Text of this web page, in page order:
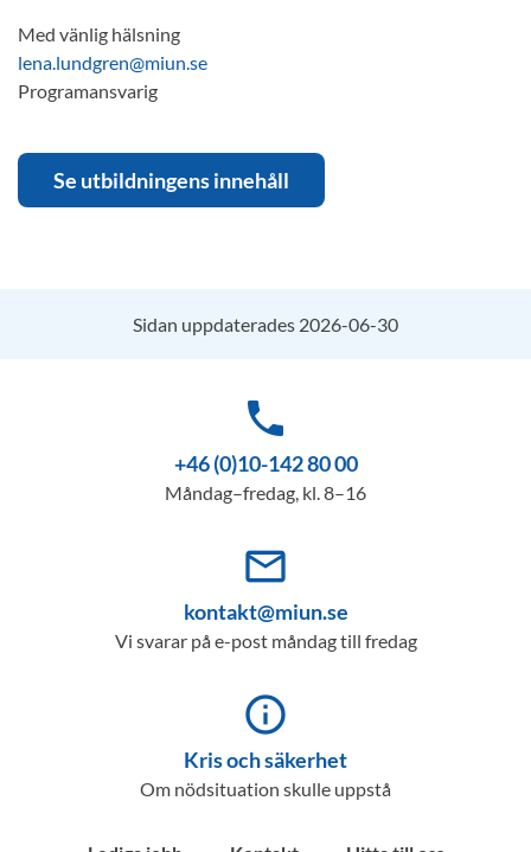
Med vänlig hälsning
lena.lundgren@miun.se
Programansvarig
Se utbildningens innehåll
Sidan uppdaterades 2026-06-30
phone
+46 (0)10-142 80 00
Måndag–fredag, kl. 8–16
mail_outline
kontakt@miun.se
Vi svarar på e-post måndag till fredag
info_outline
Kris och säkerhet
Om nödsituation skulle uppstå